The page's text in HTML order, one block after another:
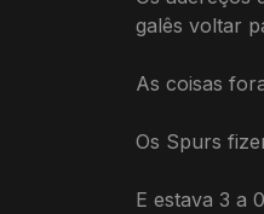
galês voltar
As coisas
Os Spurs
E estava 3 a